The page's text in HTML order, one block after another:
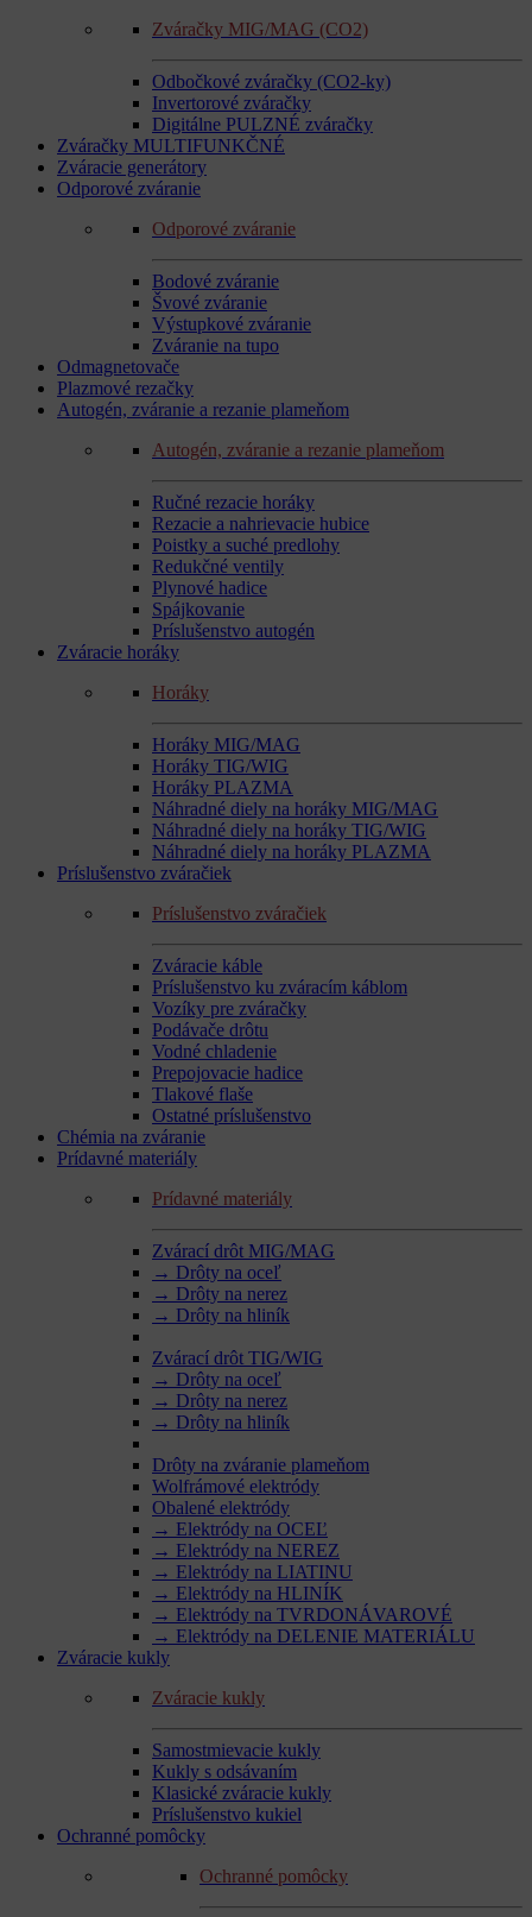
Zváračky MIG/MAG (CO2)
Odbočkové zváračky (CO2-ky)
Invertorové zváračky
Digitálne PULZNÉ zváračky
Zváračky MULTIFUNKČNÉ
Zváracie generátory
Odporové zváranie
Odporové zváranie
Bodové zváranie
Švové zváranie
Výstupkové zváranie
Zváranie na tupo
Odmagnetovače
Plazmové rezačky
Autogén, zváranie a rezanie plameňom
Autogén, zváranie a rezanie plameňom
Ručné rezacie horáky
Rezacie a nahrievacie hubice
Poistky a suché predlohy
Redukčné ventily
Plynové hadice
Spájkovanie
Príslušenstvo autogén
Zváracie horáky
Horáky
Horáky MIG/MAG
Horáky TIG/WIG
Horáky PLAZMA
Náhradné diely na horáky MIG/MAG
Náhradné diely na horáky TIG/WIG
Náhradné diely na horáky PLAZMA
Príslušenstvo zváračiek
Príslušenstvo zváračiek
Zváracie káble
Príslušenstvo ku zváracím káblom
Vozíky pre zváračky
Podávače drôtu
Vodné chladenie
Prepojovacie hadice
Tlakové flaše
Ostatné príslušenstvo
Chémia na zváranie
Prídavné materiály
Prídavné materiály
Zvárací drôt MIG/MAG
→ Drôty na oceľ
→ Drôty na nerez
→ Drôty na hliník
Zvárací drôt TIG/WIG
→ Drôty na oceľ
→ Drôty na nerez
→ Drôty na hliník
Drôty na zváranie plameňom
Wolfrámové elektródy
Obalené elektródy
→ Elektródy na OCEĽ
→ Elektródy na NEREZ
→ Elektródy na LIATINU
→ Elektródy na HLINÍK
→ Elektródy na TVRDONÁVAROVÉ
→ Elektródy na DELENIE MATERIÁLU
Zváracie kukly
Zváracie kukly
Samostmievacie kukly
Kukly s odsávaním
Klasické zváracie kukly
Príslušenstvo kukiel
Ochranné pomôcky
Ochranné pomôcky